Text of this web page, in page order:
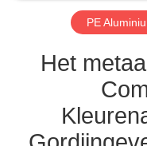
ONS
GEVALLEN
PE
Het